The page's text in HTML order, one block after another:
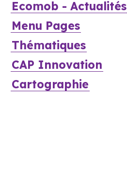
Ecomob - Actualités
Menu Pages
Thématiques
CAP Innovation
Cartographie